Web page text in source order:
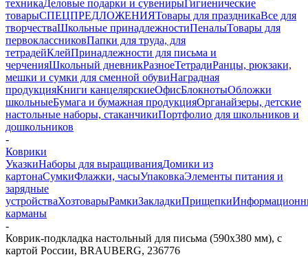
техникаДеловые подарки и сувенирыГигиенические
товарыСПЕЦПРЕДЛОЖЕНИЯТовары для праздникаВсе для
творчестваШкольные принадлежностиПеналыТовары для
первоклассниковПапки для труда, для
тетрадейКлейПринадлежности для письма и
черченияШкольный дневникРазноеТетрадиРанцы, рюкзаки,
мешки и сумки для сменной обувиНаградная
продукцияКниги канцелярскиеОфисБлокнотыОбложки
школьныеБумага и бумажная продукцияОрганайзеры, детские
настольные наборы, стаканчикиПортфолио для школьников и
дошкольников
-
Коврики
УказкиНаборы для выращиванияДомики из
картонаСумкиФлажки, часыУпаковкаЭлементы питания и
зарядные
устройстваХозтоварыРамкиЗакладкиПрищепки
карманы
-
Коврик-подкладка настольный для письма (590х380 мм), с
картой России, BRAUBERG, 236776